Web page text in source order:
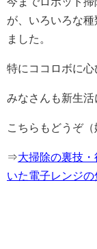
が、いろいろな
ました。
特にココロボに心
みなさんも新生活
こちらもどうぞ（
⇒大掃除の裏技
いた電子レンジの